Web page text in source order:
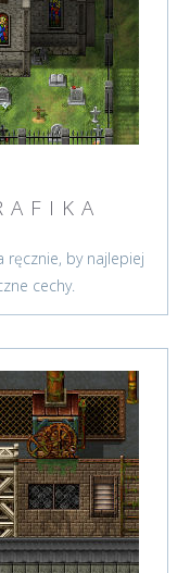
ręcznie, by najlepiej
cechy.